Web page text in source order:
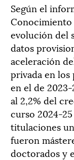
Según el
Conocimiento
evolución del
datos
aceleración
privada en los
en el de
al 2,2% del
curso 2024-
titulaciones
fueron
doctorados y